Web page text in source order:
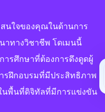
สนใจของคุณในด้านการ
าทางวิชาชีพ โดเมนนี้
ารศึกษาที่ต้องการดึงดูดผู้
รฝึกอบรมที่มีประสิทธิภาพ
นพื้นที่ดิจิทัลที่มีการแข่งขัน